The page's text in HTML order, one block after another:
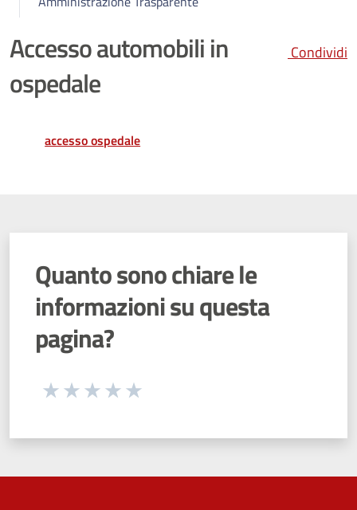
Accesso automobili in
ospedale
Condividi
accesso ospedale
Quanto sono chiare le
informazioni su questa
pagina?
Seleziona una valutazione da 1 a 5 stelle